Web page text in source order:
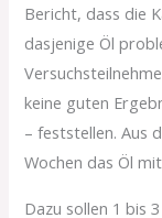
Bericht, dass die
dasjenige Öl
keine guten
– feststellen. Aus
Wochen das Öl
Dazu sollen 1 bis